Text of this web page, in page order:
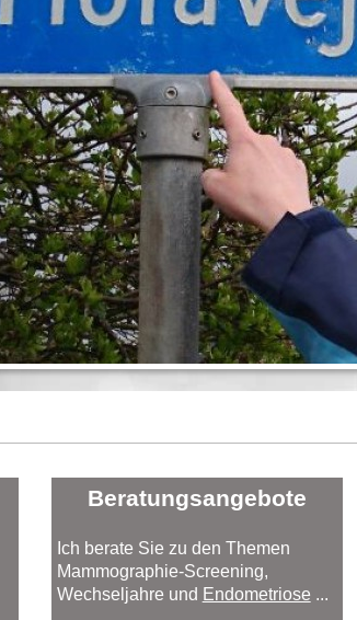
Beratungsangebote
Ich berate Sie zu den Themen
Mammographie-Screening,
Wechseljahre und Endometriose ...